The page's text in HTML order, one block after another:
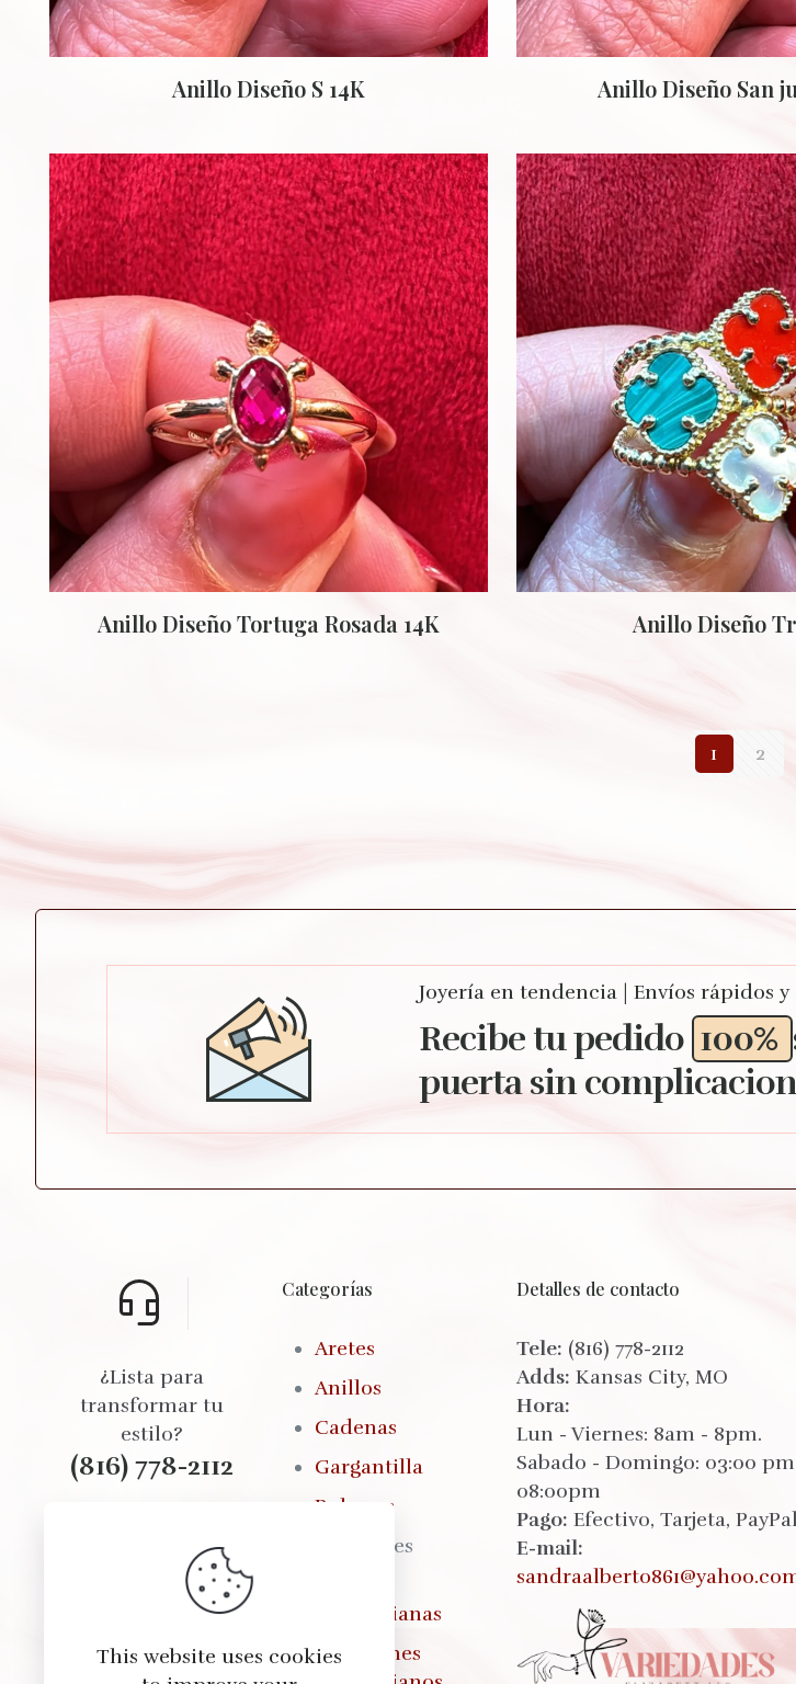
Anillo Diseño S 14K Anillo Diseño San
Anillo Diseño Tortuga Rosada 14K Anillo Diseño
1 2
Recibe tu pedido 100%
puerta sin
Joyería en tendencia | Envíos rápidos
(816) 778-2112
¿Lista para
transformar tu
estilo?
Seleccionamos cada
ofrecerte calidad,
Categorías
Aretes
Anillos
Cadenas
Gargantilla
Pulseras
Brazaletes
Colombianas
Pantalones
Detalles de contacto
Tele: (816) 778-2112
Adds: Kansas City, MO
Hora:
Lun - Viernes: 8am - 8pm.
Sabado - Domingo: 03:00
08:00pm
Pago: Efectivo, Tarjeta,
E-mail:
This website uses cookies